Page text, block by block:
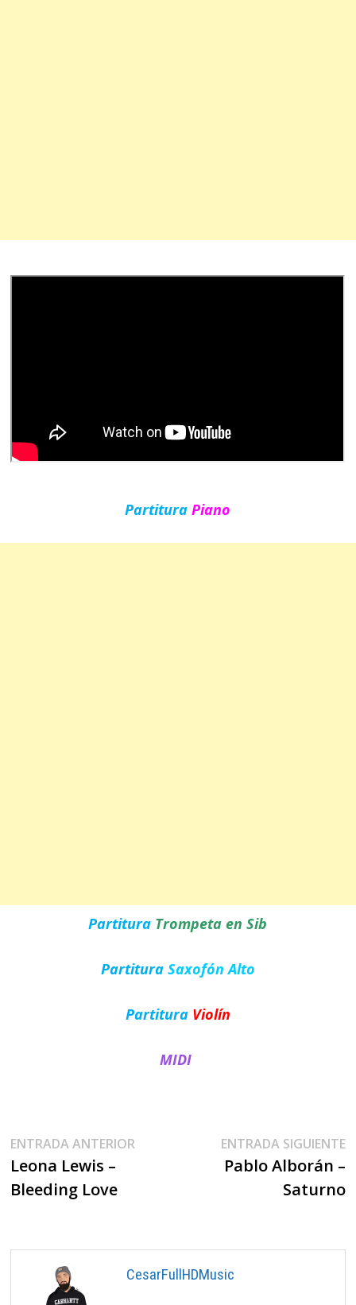
PartituraPiano
Partitura Trompeta en Sib
Partitura Saxofón Alto
Partitura Violín
MIDI
Navegación
De
Entradas
ENTRADA ANTERIOR
Leona Lewis –
Bleeding Love
ENTRADA SIGUIENTE
Pablo Alborán –
Saturno
CesarFullHDMusic